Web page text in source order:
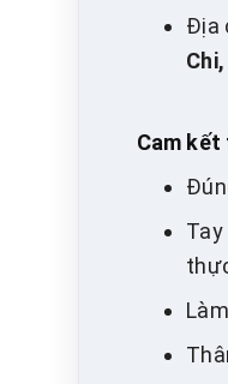
Địa
Cam
Tay